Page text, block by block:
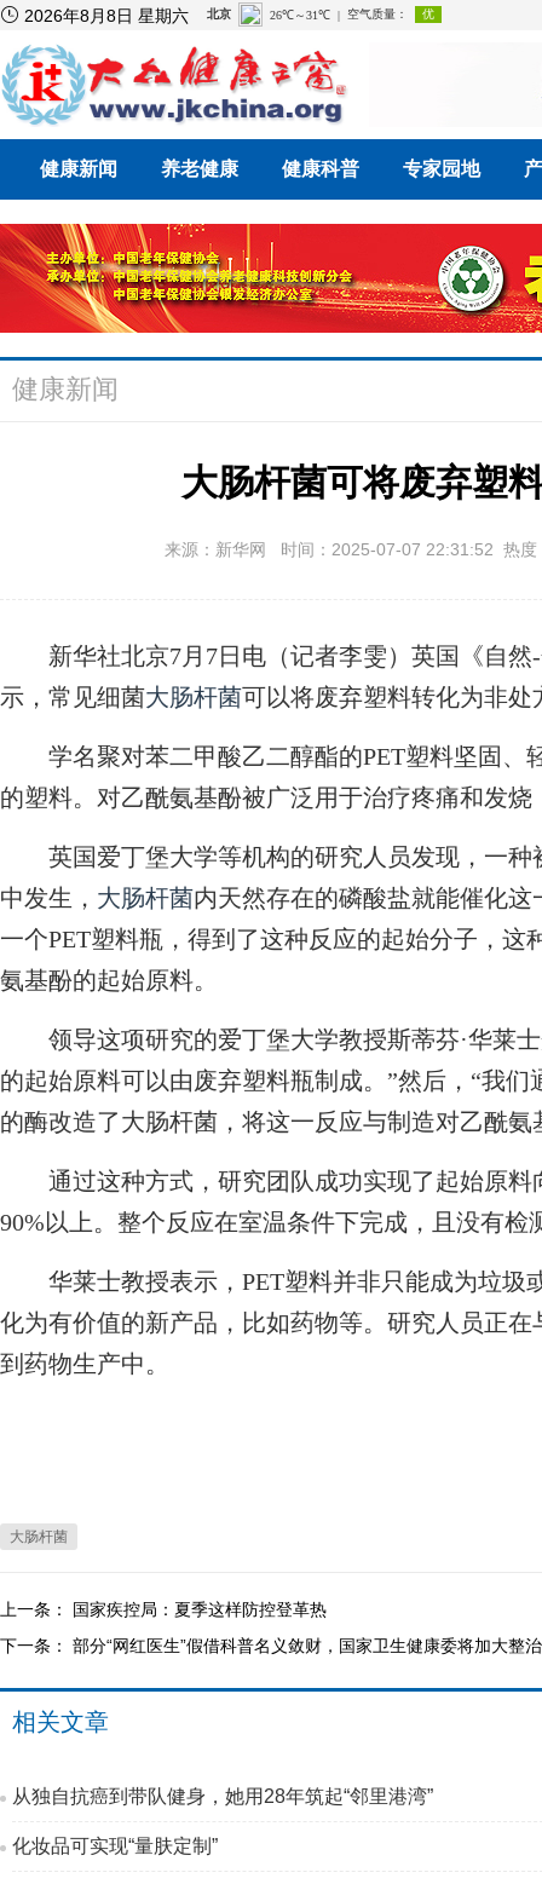
 2026年8月8日 星期六
健康新闻 养老健康 健康科普 专家园地
健康新闻
大肠杆菌可将废弃塑
来源：新华网 时间：2025-07-07 22:31:52 热
新华社北京7月7日电（记者李雯）英国《自然-
示，常见细菌大肠杆菌可以将废弃塑料转化为非
学名聚对苯二甲酸乙二醇酯的PET塑料坚固、
的塑料。对乙酰氨基酚被广泛用于治疗疼痛和发
英国爱丁堡大学等机构的研究人员发现，一种
中发生， 大肠杆菌内天然存在的磷酸盐就能催化
一个PET塑料瓶，得到了这种反应的起始分子，这
氨基酚的起始原料。
领导这项研究的爱丁堡大学教授斯蒂芬·华莱士
的起始原料可以由废弃塑料瓶制成。”然后，“我
的酶改造了大肠杆菌，将这一反应与制造对乙酰
通过这种方式，研究团队成功实现了起始原料
90%以上。整个反应在室温条件下完成，且没有检
华莱士教授表示，PET塑料并非只能成为垃圾
化为有价值的新产品，比如药物等。研究人员正
到药物生产中。
大肠杆菌
上一条： 国家疾控局：夏季这样防控登革热
下一条： 部分“网红医生”假借科普名义敛财，国家卫生健康委将加大整
相关文章
从独自抗癌到带队健身，她用28年筑起“邻里港湾”
化妆品可实现“量肤定制”